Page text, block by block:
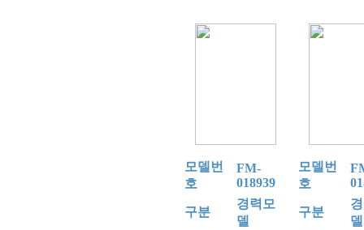
모델번
호
FM-
018939
구분
경력모
델
모델번
호
구분
델